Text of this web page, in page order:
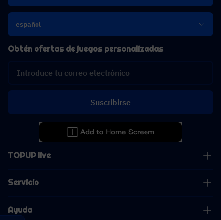
español
TOPUP live
Servicio
Ayuda
Obtén ofertas de juegos personalizadas
Suscribirse